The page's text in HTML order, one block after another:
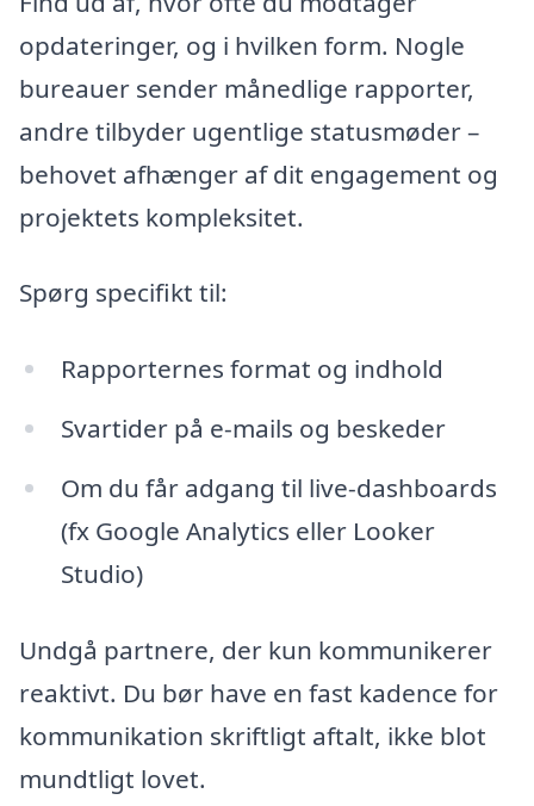
opdateringer, og i hvilken form. Nogle
bureauer sender månedlige rapporter,
andre tilbyder ugentlige statusmøder –
behovet afhænger af dit engagement og
projektets kompleksitet.
Spørg specifikt til:
Rapporternes format og indhold
Svartider på e-mails og beskeder
Om du får adgang til live-dashboards
(fx Google Analytics eller Looker
Studio)
Undgå partnere, der kun kommunikerer
reaktivt. Du bør have en fast kadence for
kommunikation skriftligt aftalt, ikke blot
mundtligt lovet.